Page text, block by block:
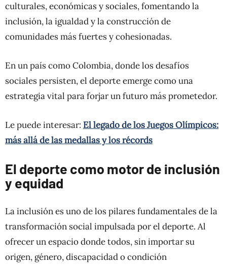
culturales, económicas y sociales, fomentando la
inclusión, la igualdad y la construcción de
comunidades más fuertes y cohesionadas.
En un país como Colombia, donde los desafíos
sociales persisten, el deporte emerge como una
estrategia vital para forjar un futuro más prometedor.
Le puede interesar: El legado de los Juegos Olímpicos:
más allá de las medallas y los récords
El deporte como motor de inclusión
y equidad
La inclusión es uno de los pilares fundamentales de la
transformación social impulsada por el deporte. Al
ofrecer un espacio donde todos, sin importar su
origen, género, discapacidad o condición